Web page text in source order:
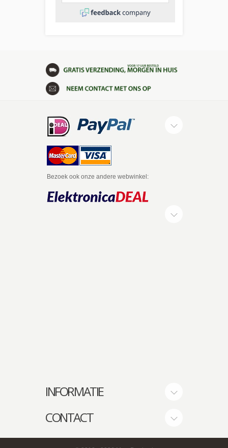
Bezoek ook onze andere webwinkel:
INFORMATIE
CONTACT